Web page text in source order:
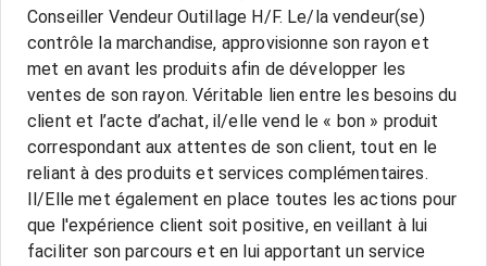
Conseiller Vendeur Outillage H/F. Le/la vendeur(se)
contrôle la marchandise, approvisionne son rayon et
met en avant les produits afin de développer les
ventes de son rayon. Véritable lien entre les besoins du
client et l’acte d’achat, il/elle vend le « bon » produit
correspondant aux attentes de son client, tout en le
reliant à des produits et services complémentaires.
Il/Elle met également en place toutes les actions pour
que l'expérience client soit positive, en veillant à lui
faciliter son parcours et en lui apportant un service